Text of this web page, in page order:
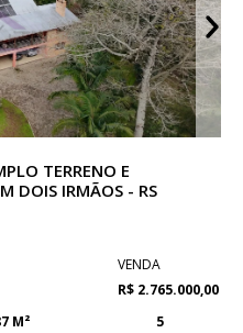
TERRENO E
DOIS IRMÃOS - RS
VENDA
R$ 2.765.000,00
M²
5